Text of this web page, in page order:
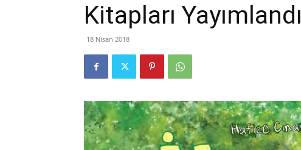
Kitapları Yayımlandı
18 Nisan 2018